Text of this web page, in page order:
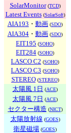
SolarMonitor(TCD)
Latest Events(SolarSoft)
AIA193 ・ 動画 (SDO)
AIA304 ・ 動画 (SDO)
EIT195 (SOHO)
EIT284 (SOHO)
LASCO C2 (SOHO)
LASCO C3 (SOHO)
STEREO(STEREO)
太陽風 1日 (ACE)
太陽風 7日 (ACE)
セクター構造 (NICT)
太陽放射線 (GOES)
衛星磁場 (GOES)